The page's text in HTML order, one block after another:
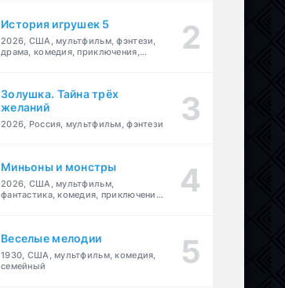
История игрушек 5
2026, США, мультфильм, фэнтези,
драма, комедия, приключения,
Золушка. Тайна трёх
желаний
2026, Россия, мультфильм, фэнтези
Миньоны и монстры
2026, США, мультфильм,
фантастика, комедия, приключения,
Веселые мелодии
1930, США, мультфильм, комедия,
семейный